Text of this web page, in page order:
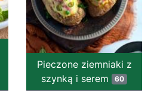
Pieczone ziemniaki z
szynką i serem 60